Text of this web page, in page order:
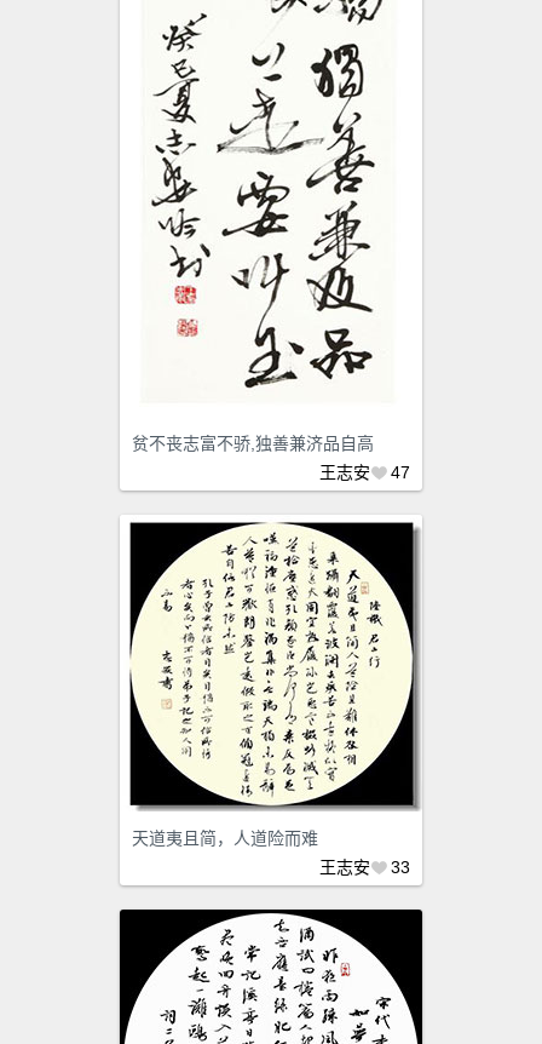
贫不丧志富不骄,独善兼济品自高
王志安
47
天道夷且简，人道险而难
王志安
33